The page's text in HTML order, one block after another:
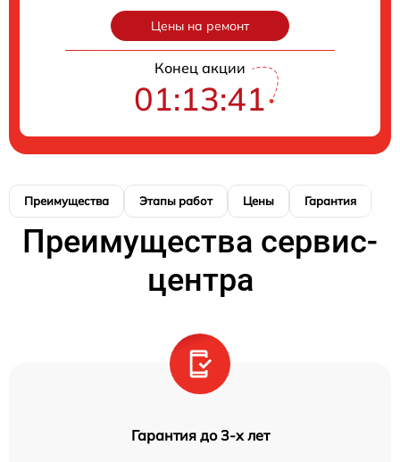
Цены на ремонт
Конец акции
01:13:40
Преимущества Этапы работ Цены Гарантия
Преимущества сервис-
центра
Гарантия до 3-х лет